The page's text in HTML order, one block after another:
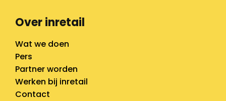
Over inretail
Wat we doen
Pers
Partner worden
Werken bij inretail
Contact